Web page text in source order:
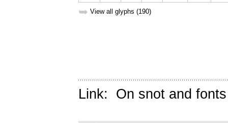
➥ View all glyphs (190)
Link: On snot and fonts